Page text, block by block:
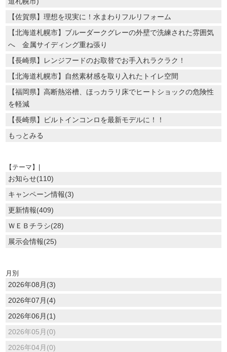
【佐賀県】理想を現実に！水まわりフルリフォーム
【北海道札幌市】ブルーダークグレーの外壁で洗練された雰囲気
へ 金属サイディング重ね張り
【長崎県】レンジフードのお取替でお手入れラクラク！
【北海道札幌市】自然素材感を取り入れたトイレ空間
【福岡県】高断熱浴槽、ほっカラリ床でヒートショックの危険性
を軽減
【長崎県】ビルトインコンロを最新モデルに！！
もっとみる
【テーマ】|
お知らせ(110)
キャンペーン情報(3)
更新情報(409)
ＷＥＢチラシ(28)
展示会情報(25)
月別
2026年08月(3)
2026年07月(4)
2026年06月(1)
2026年05月(0)
2026年04月(0)